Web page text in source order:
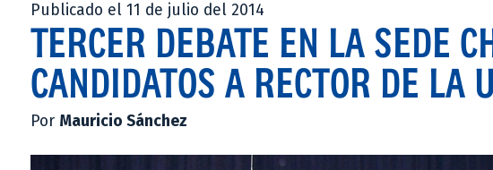
Publicado el 11 de julio del 2014
TERCER DEBATE EN LA SEDE
CANDIDATOS A RECTOR DE LA
Por Mauricio Sánchez